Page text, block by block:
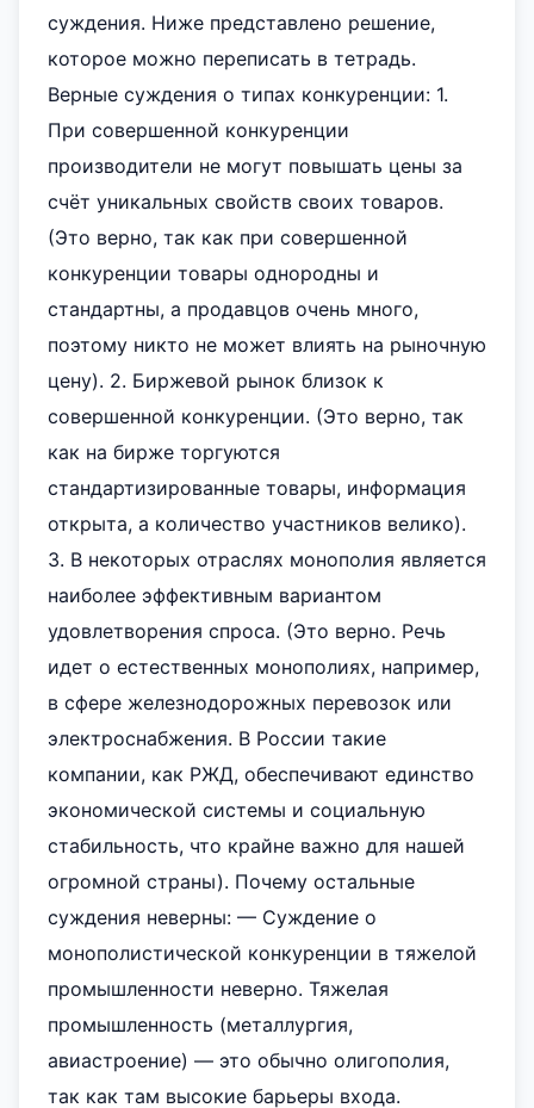
суждения. Ниже представлено решение,
которое можно переписать в тетрадь.
Верные суждения о типах конкуренции: 1.
При совершенной конкуренции
производители не могут повышать цены за
счёт уникальных свойств своих товаров.
(Это верно, так как при совершенной
конкуренции товары однородны и
стандартны, а продавцов очень много,
поэтому никто не может влиять на рыночную
цену). 2. Биржевой рынок близок к
совершенной конкуренции. (Это верно, так
как на бирже торгуются
стандартизированные товары, информация
открыта, а количество участников велико).
3. В некоторых отраслях монополия является
наиболее эффективным вариантом
удовлетворения спроса. (Это верно. Речь
идет о естественных монополиях, например,
в сфере железнодорожных перевозок или
электроснабжения. В России такие
компании, как РЖД, обеспечивают единство
экономической системы и социальную
стабильность, что крайне важно для нашей
огромной страны). Почему остальные
суждения неверны: — Суждение о
монополистической конкуренции в тяжелой
промышленности неверно. Тяжелая
промышленность (металлургия,
авиастроение) — это обычно олигополия,
так как там высокие барьеры входа.